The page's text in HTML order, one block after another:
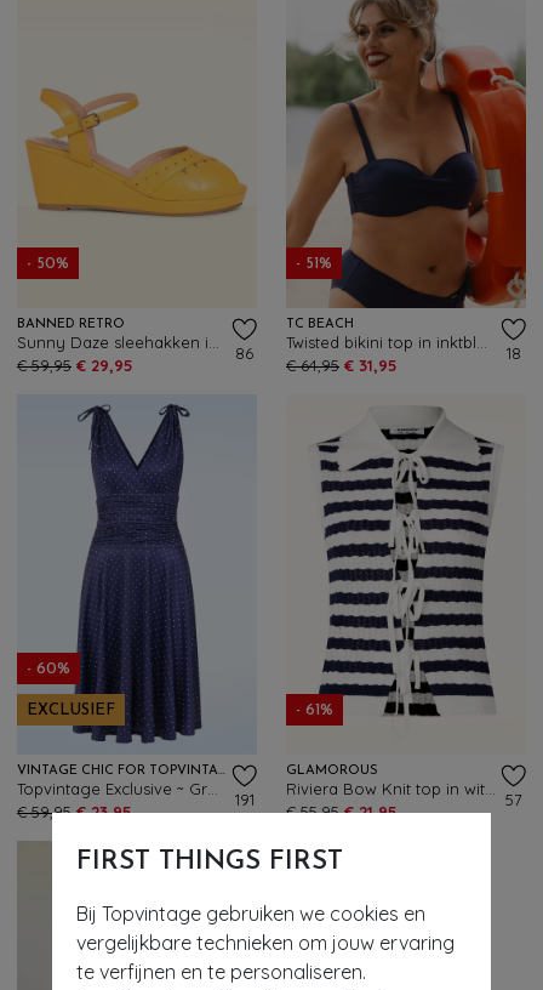
FIRST THINGS FIRST
Bij Topvintage gebruiken we cookies en
vergelijkbare technieken om jouw ervaring
te verfijnen en te personaliseren.
- 50%
BANNED RETRO
€ 59,95 € 29,95
86
- 51%
TC BEACH
€ 64,95 € 31,95
18
- 60%
EXCLUSIEF
VINTAGE CHIC FOR TOPVINTAGE
€ 59,95 € 23,95
191
- 61%
GLAMOROUS
€ 55,95 € 21,95
57